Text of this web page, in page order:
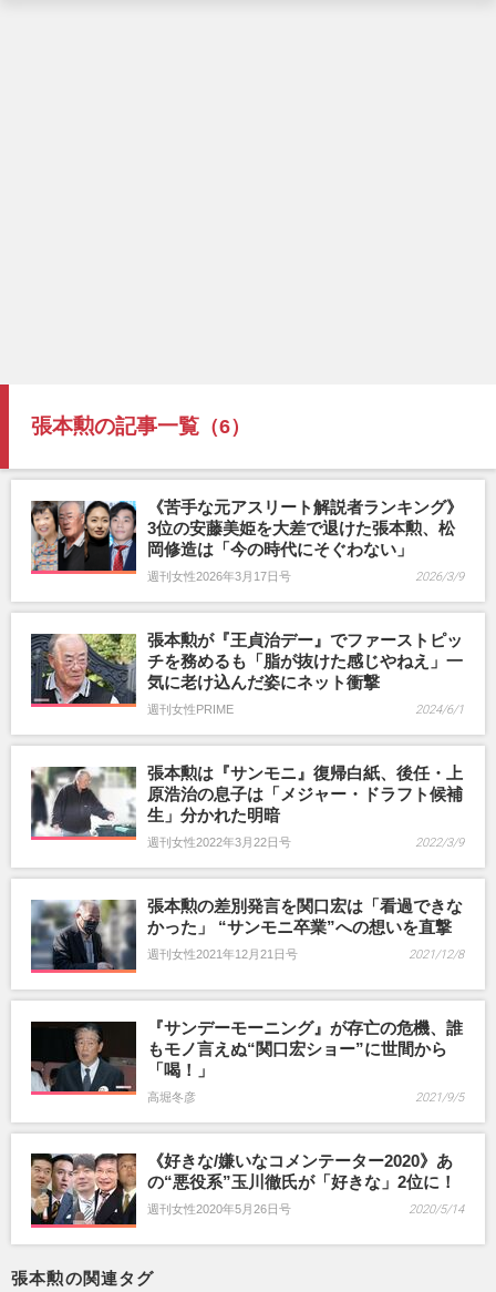
張本勲の記事一覧 （6）
《苦手な元アスリート解説者ランキング》
3位の安藤美姫を大差で退けた張本勲、松
岡修造は「今の時代にそぐわない」
週刊女性2026年3月17日号 2026/3/9
張本勲が『王貞治デー』でファーストピッ
チを務めるも「脂が抜けた感じやねえ」一
気に老け込んだ姿にネット衝撃
週刊女性PRIME 2024/6/1
張本勲は『サンモニ』復帰白紙、後任・上
原浩治の息子は「メジャー・ドラフト候補
生」分かれた明暗
週刊女性2022年3月22日号 2022/3/9
張本勲の差別発言を関口宏は「看過できな
かった」 “サンモニ卒業”への想いを直撃
週刊女性2021年12月21日号 2021/12/8
『サンデーモーニング』が存亡の危機、誰
もモノ言えぬ“関口宏ショー”に世間から
「喝！」
高堀冬彦 2021/9/5
《好きな/嫌いなコメンテーター2020》あ
の“悪役系”玉川徹氏が「好きな」2位に！
週刊女性2020年5月26日号 2020/5/14
張本勲の関連タグ